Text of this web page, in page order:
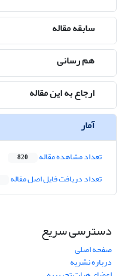
سابقه مقاله
هم رسانی
ارجاع به این مقاله
آمار
تعداد مشاهده مقاله 820
تعداد دریافت فایل اصل مقاله
دسترسی سریع
صفحه اصلی
درباره نشریه